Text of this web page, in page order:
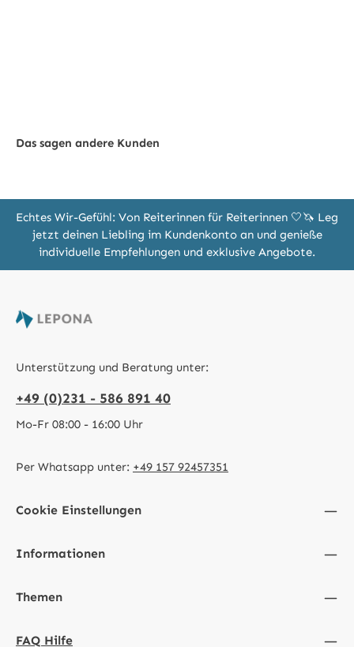
Das sagen andere Kunden
Echtes Wir-Gefühl: Von Reiterinnen für Reiterinnen 🤍🦄 Leg
jetzt deinen Liebling im Kundenkonto an und genieße
individuelle Empfehlungen und exklusive Angebote.
Unterstützung und Beratung unter:
+49 (0)231 - 586 891 40
Mo-Fr 08:00 - 16:00 Uhr
Per Whatsapp unter: +49 157 92457351
Cookie Einstellungen
Informationen
Themen
FAQ Hilfe